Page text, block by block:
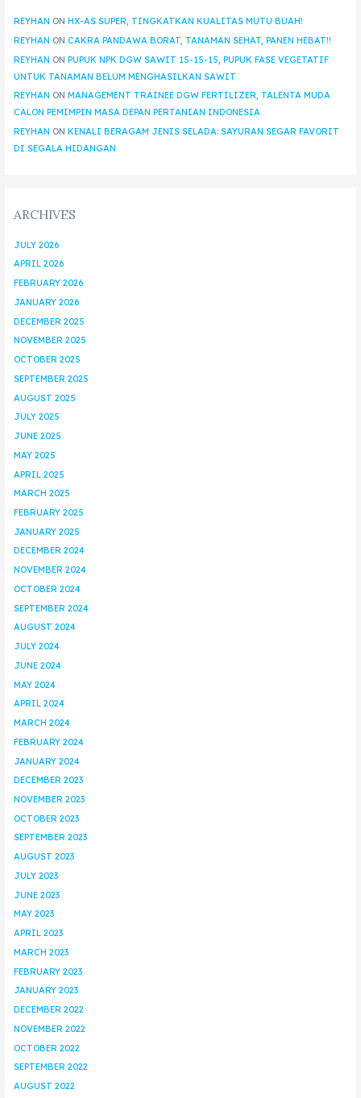
REYHAN ON HX-AS SUPER, TINGKATKAN KUALITAS MUTU BUAH!
REYHAN ON CAKRA PANDAWA BORAT, TANAMAN SEHAT, PANEN HEBAT!!
REYHAN ON PUPUK NPK DGW SAWIT 15-15-15, PUPUK FASE VEGETATIF
UNTUK TANAMAN BELUM MENGHASILKAN SAWIT
REYHAN ON MANAGEMENT TRAINEE DGW FERTILIZER, TALENTA MUDA
CALON PEMIMPIN MASA DEPAN PERTANIAN INDONESIA
REYHAN ON KENALI BERAGAM JENIS SELADA: SAYURAN SEGAR FAVORIT
DI SEGALA HIDANGAN
ARCHIVES
JULY 2026
APRIL 2026
FEBRUARY 2026
JANUARY 2026
DECEMBER 2025
NOVEMBER 2025
OCTOBER 2025
SEPTEMBER 2025
AUGUST 2025
JULY 2025
JUNE 2025
MAY 2025
APRIL 2025
MARCH 2025
FEBRUARY 2025
JANUARY 2025
DECEMBER 2024
NOVEMBER 2024
OCTOBER 2024
SEPTEMBER 2024
AUGUST 2024
JULY 2024
JUNE 2024
MAY 2024
APRIL 2024
MARCH 2024
FEBRUARY 2024
JANUARY 2024
DECEMBER 2023
NOVEMBER 2023
OCTOBER 2023
SEPTEMBER 2023
AUGUST 2023
JULY 2023
JUNE 2023
MAY 2023
APRIL 2023
MARCH 2023
FEBRUARY 2023
JANUARY 2023
DECEMBER 2022
NOVEMBER 2022
OCTOBER 2022
SEPTEMBER 2022
AUGUST 2022